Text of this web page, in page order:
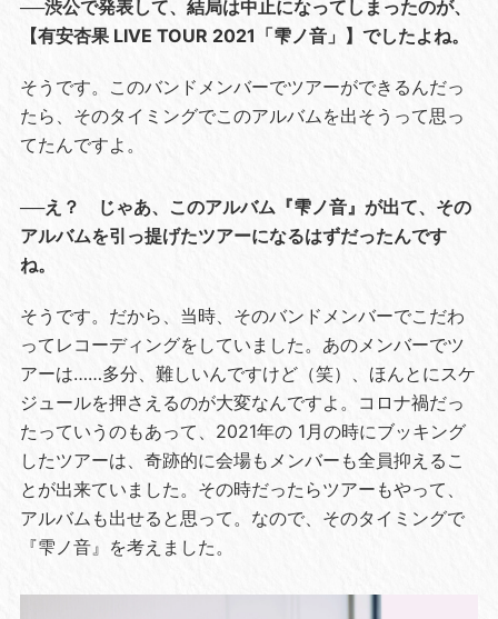
──渋公で発表して、結局は中止になってしまったのが、
【有安杏果 LIVE TOUR 2021「雫ノ音」】でしたよね。
そうです。このバンドメンバーでツアーができるんだっ
たら、そのタイミングでこのアルバムを出そうって思っ
てたんですよ。
──え？ じゃあ、このアルバム『雫ノ音』が出て、その
アルバムを引っ提げたツアーになるはずだったんです
ね。
そうです。だから、当時、そのバンドメンバーでこだわ
ってレコーディングをしていました。あのメンバーでツ
アーは……多分、難しいんですけど（笑）、ほんとにスケ
ジュールを押さえるのが大変なんですよ。コロナ禍だっ
たっていうのもあって、2021年の 1月の時にブッキング
したツアーは、奇跡的に会場もメンバーも全員抑えるこ
とが出来ていました。その時だったらツアーもやって、
アルバムも出せると思って。なので、そのタイミングで
『雫ノ音』を考えました。